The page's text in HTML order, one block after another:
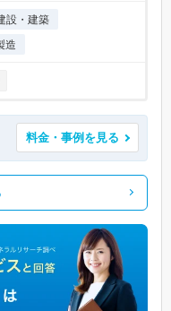
設・建築
造
料金・事例を見る